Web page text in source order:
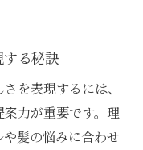
る秘訣
を表現するには、
力が重要です。理
髪の悩みに合わせ